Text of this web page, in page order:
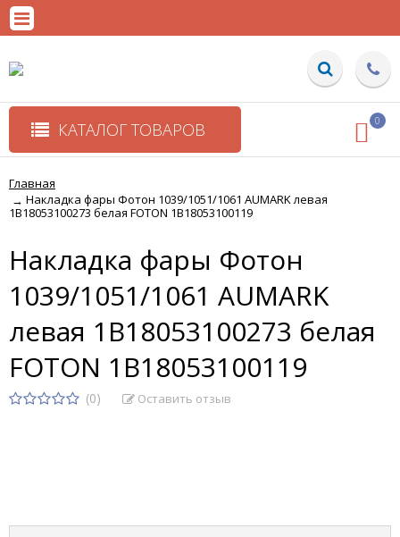
КАТАЛОГ ТОВАРОВ 0
Главная
→ Накладка фары Фотон 1039/1051/1061 AUMARK левая
1B18053100273 белая FOTON 1B18053100119
Накладка фары Фотон
1039/1051/1061 AUMARK
левая 1B18053100273 белая
FOTON 1B18053100119
(0) Оставить отзыв